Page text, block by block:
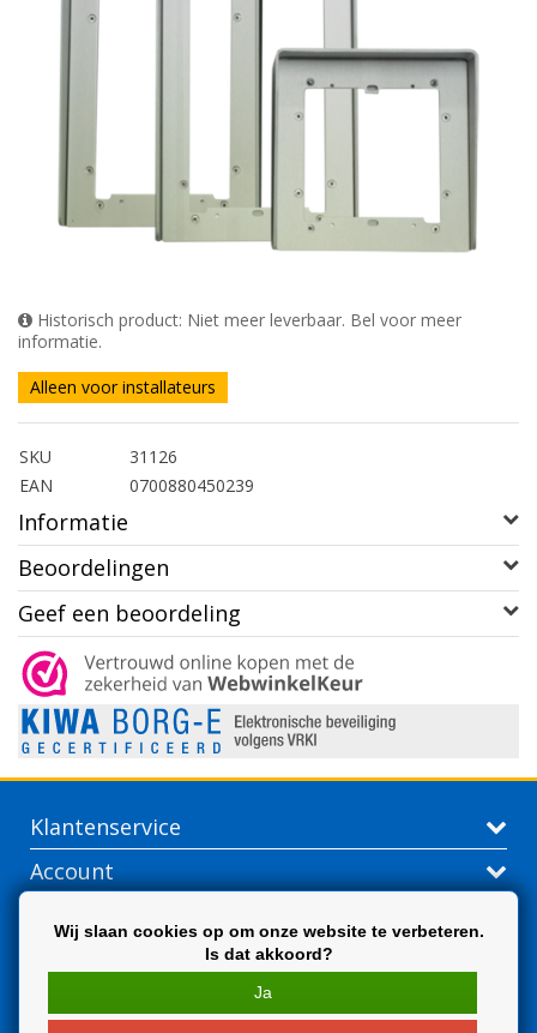
Historisch product: Niet meer leverbaar. Bel voor meer
informatie.
Alleen voor installateurs
SKU
31126
EAN
0700880450239
Informatie
Beoordelingen
Geef een beoordeling
Klantenservice
Account
Wij slaan cookies op om onze website te verbeteren.
Is dat akkoord?
Ja